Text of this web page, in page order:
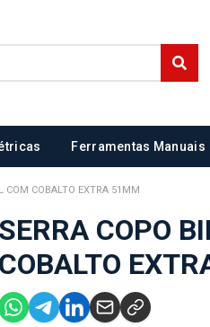
Ferramentas Manuais
COM COBALTO EXTRA 51MM
SERRA COPO
COBALTO